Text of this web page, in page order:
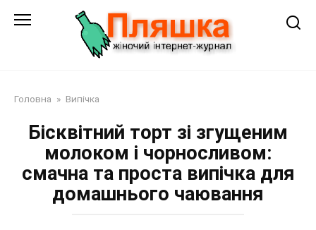
Головна » Випічка
Бісквітний торт зі згущеним
молоком і чорносливом:
смачна та проста випічка для
домашнього чаювання